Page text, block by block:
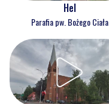
Hel
Parafia pw. Bożego Ciała